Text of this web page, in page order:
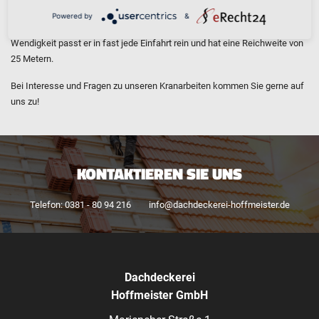
oftmals schmal gebaut, sodass er sich durch seine schlanke
Konstruktion ideal für Kranarbeiten dieser Art anbietet! Dank seiner
Wendigkeit passt er in fast jede Einfahrt rein und hat eine Reichweite von
25 Metern.
Bei Interesse und Fragen zu unseren Kranarbeiten kommen Sie gerne auf
uns zu!
KONTAKTIEREN SIE UNS
Telefon: 0381 - 80 94 216 info@dachdeckerei-hoffmeister.de
Dachdeckerei
Hoffmeister GmbH
Powered by &